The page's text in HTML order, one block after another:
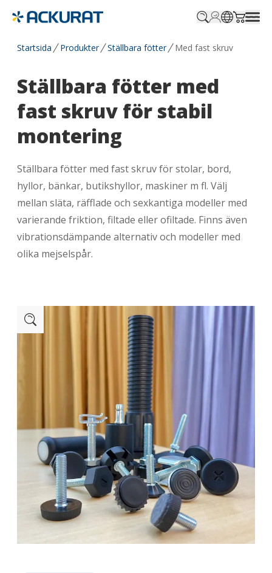
Startsida Produkter Ställbara fötter Med fast skruv
Ställbara fötter med
fast skruv för stabil
montering
Ställbara fötter med fast skruv för stolar, bord,
hyllor, bänkar, butikshyllor, maskiner m fl. Välj
mellan släta, räfflade och sexkantiga modeller med
varierande friktion, filtade eller ofiltade. Finns även
vibrationsdämpande alternativ och modeller med
olika mejselspår.